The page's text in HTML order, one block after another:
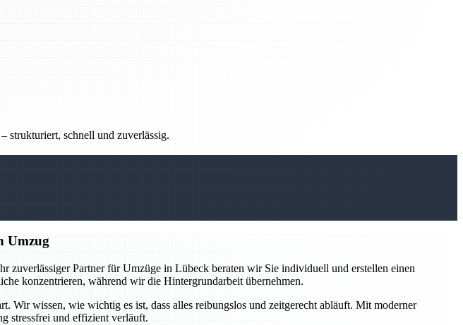
strukturiert, schnell und zuverlässig.
Umzug
Partner für Umzüge in Lübeck beraten wir Sie individuell und erstellen einen
konzentrieren, während wir die Hintergrundarbeit übernehmen.
wissen, wie wichtig es ist, dass alles reibungslos und zeitgerecht abläuft. Mit moderner
stressfrei und effizient verläuft.